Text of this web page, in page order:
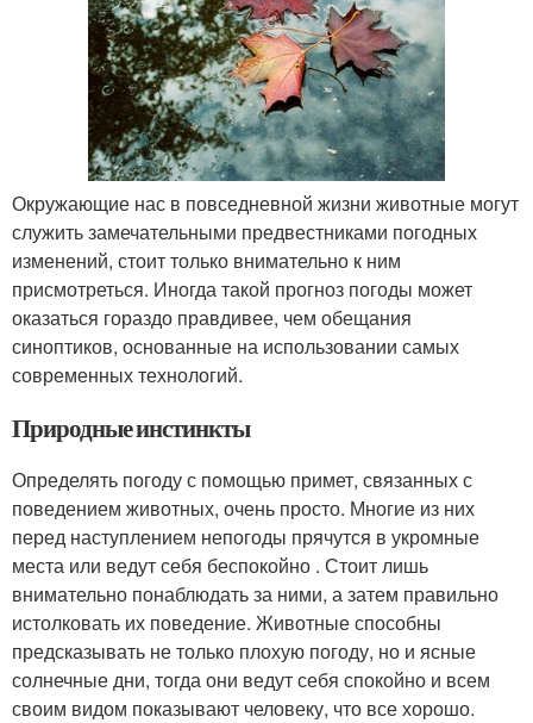
Окружающие нас в повседневной жизни животные могут
служить замечательными предвестниками погодных
изменений, стоит только внимательно к ним
присмотреться. Иногда такой прогноз погоды может
оказаться гораздо правдивее, чем обещания
синоптиков, основанные на использовании самых
современных технологий.
Природные инстинкты
Определять погоду с помощью примет, связанных с
поведением животных, очень просто. Многие из них
перед наступлением непогоды прячутся в укромные
места или ведут себя беспокойно . Стоит лишь
внимательно понаблюдать за ними, а затем правильно
истолковать их поведение. Животные способны
предсказывать не только плохую погоду, но и ясные
солнечные дни, тогда они ведут себя спокойно и всем
своим видом показывают человеку, что все хорошо.